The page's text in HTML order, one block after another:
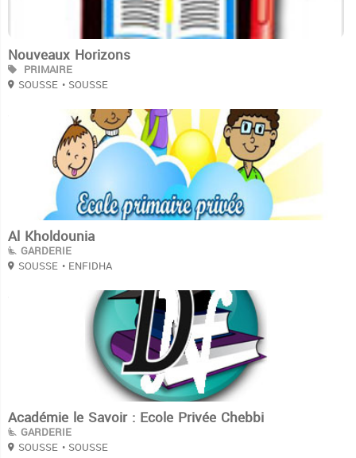
Nouveaux Horizons
PRIMAIRE
SOUSSE • SOUSSE
Al Kholdounia
GARDERIE
SOUSSE • ENFIDHA
Académie le Savoir : Ecole Privée Chebbi
GARDERIE
SOUSSE • SOUSSE